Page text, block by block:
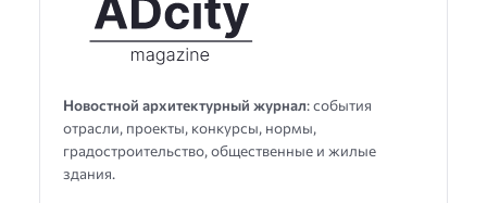
Новостной архитектурный журнал: события
отрасли, проекты, конкурсы, нормы,
градостроительство, общественные и жилые
здания.